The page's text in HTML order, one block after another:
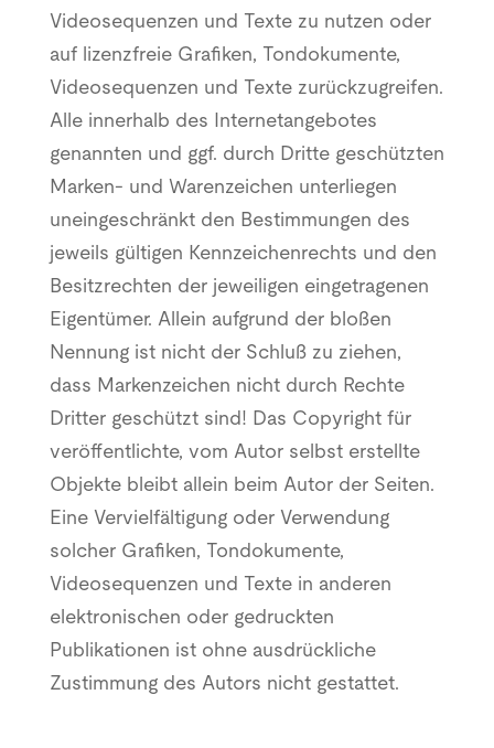
Videosequenzen und Texte zu nutzen oder
auf lizenzfreie Grafiken, Tondokumente,
Videosequenzen und Texte zurückzugreifen.
Alle innerhalb des Internetangebotes
genannten und ggf. durch Dritte geschützten
Marken- und Warenzeichen unterliegen
uneingeschränkt den Bestimmungen des
jeweils gültigen Kennzeichenrechts und den
Besitzrechten der jeweiligen eingetragenen
Eigentümer. Allein aufgrund der bloßen
Nennung ist nicht der Schluß zu ziehen,
dass Markenzeichen nicht durch Rechte
Dritter geschützt sind! Das Copyright für
veröffentlichte, vom Autor selbst erstellte
Objekte bleibt allein beim Autor der Seiten.
Eine Vervielfältigung oder Verwendung
solcher Grafiken, Tondokumente,
Videosequenzen und Texte in anderen
elektronischen oder gedruckten
Publikationen ist ohne ausdrückliche
Zustimmung des Autors nicht gestattet.